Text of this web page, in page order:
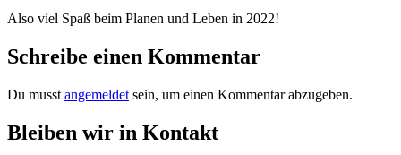
Also viel Spaß beim Planen und Leben in 2022!
Schreibe einen Kommentar
Du musst angemeldet sein, um einen Kommentar abzugeben.
Bleiben wir in Kontakt